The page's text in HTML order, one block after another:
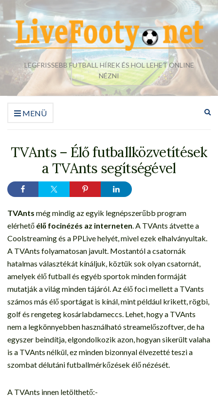
LEGFRISSEBB FUTBALL HÍREK ÉS HOL LEHET ONLINE
NÉZNI
MENÜ
TVAnts – Élő futballközvetítések
a TVAnts segítségével
TVAnts még mindig az egyik legnépszerűbb program
elérhető élő focinézés az interneten . A TVAnts átvette a
Coolstreaming és a PPLive helyét, mivel ezek elhalványultak.
A TVAnts folyamatosan javult. Mostantól a csatornák
hatalmas választékát kínáljuk, köztük sok olyan csatornát,
amelyek élő futball és egyéb sportok minden formáját
mutatják a világ minden tájáról. Az élő foci mellett a TVants
számos más élő sportágat is kínál, mint például krikett, rögbi,
golf és rengeteg kosárlabdameccs. Lehet, hogy a TVAnts
nem a legkönnyebben használható streamelőszoftver, de ha
egyszer beindítja, elgondolkozik azon, hogyan sikerült valaha
is a TVAnts nélkül, ez minden bizonnyal élvezetté teszi a
szombat délutáni futballmérkőzések élő nézését.
A TVAnts innen letölthető:-